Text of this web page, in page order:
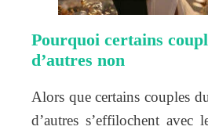
Pourquoi certains
d’autres non
Alors que certains couples
d’autres s’effilochent avec